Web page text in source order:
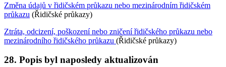
Změna údajů v řidičském průkazu nebo mezinárodním řidičském
průkazu (Řidičské průkazy)
Ztráta, odcizení, poškození nebo zničení řidičského průkazu nebo
mezinárodního řidičského průkazu (Řidičské průkazy)
28. Popis byl naposledy aktualizován